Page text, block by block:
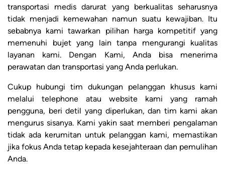
transportasi medis darurat yang berkualitas seharusnya
tidak menjadi kemewahan namun suatu kewajiban. Itu
sebabnya kami tawarkan pilihan harga kompetitif yang
memenuhi bujet yang lain tanpa mengurangi kualitas
layanan kami. Dengan Kami, Anda bisa menerima
perawatan dan transportasi yang Anda perlukan.
Cukup hubungi tim dukungan pelanggan khusus kami
melalui telephone atau website kami yang ramah
pengguna, beri detil yang diperlukan, dan tim kami akan
mengurus sisanya. Kami yakin saat memberi pengalaman
tidak ada kerumitan untuk pelanggan kami, memastikan
jika fokus Anda tetap kepada kesejahteraan dan pemulihan
Anda.